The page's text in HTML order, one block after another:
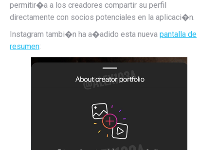
permitir�a a los creadores compartir su perfil
directamente con socios potenciales en la aplicaci�n.
Instagram tambi�n ha a�adido esta nueva pantalla de
resumen: